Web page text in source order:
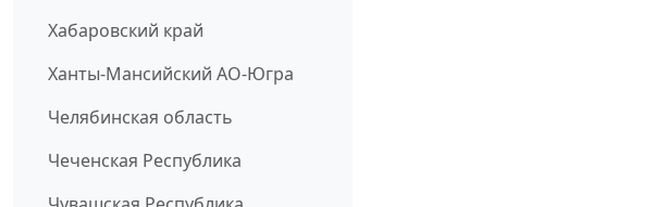
Хабаровский край
Ханты-Мансийский АО-Югра
Челябинская область
Чеченская Республика